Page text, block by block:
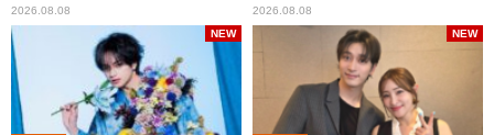
2026.08.08
くれています」
2026.08.08
NEW NEW